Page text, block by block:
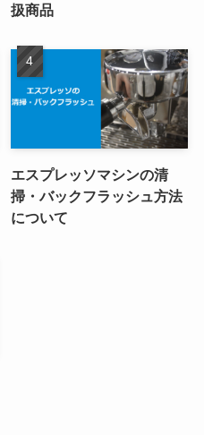
扱商品
エスプレッソマシンの清
掃・バックフラッシュ方法
について